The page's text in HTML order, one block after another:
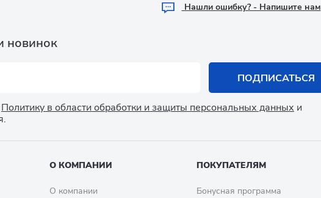
Hашли ошибку? - Напишите нам
новинок
ПОДПИСАТЬСЯ
Политику в области обработки и защиты персональных данных и
О КОМПАНИИ
О компании
ПОКУПАТЕЛЯМ
Бонусная программа